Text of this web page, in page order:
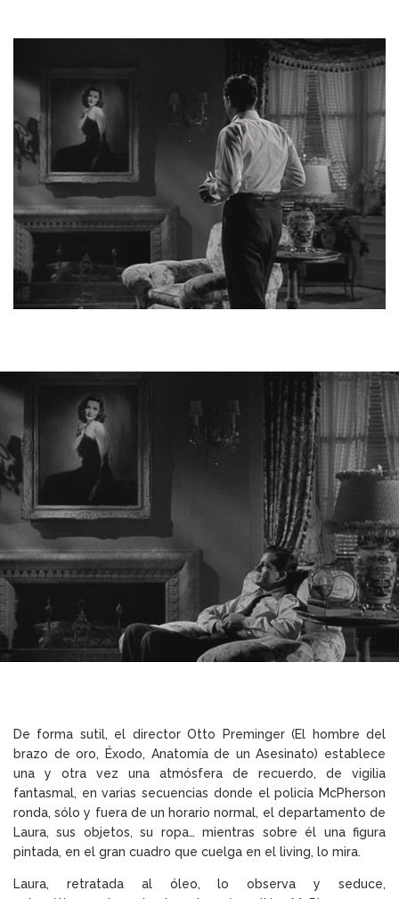
De forma sutil, el director Otto Preminger (El hombre del
brazo de oro, Éxodo, Anatomía de un Asesinato) establece
una y otra vez una atmósfera de recuerdo, de vigilia
fantasmal, en varias secuencias donde el policía McPherson
ronda, sólo y fuera de un horario normal, el departamento de
Laura, sus objetos, su ropa… mientras sobre él una figura
pintada, en el gran cuadro que cuelga en el living, lo mira.
Laura, retratada al óleo, lo observa y seduce,